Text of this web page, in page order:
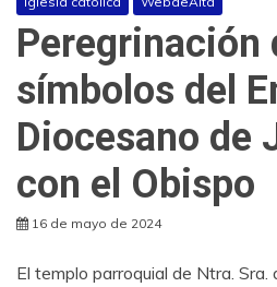
Peregrinación
símbolos del
Diocesano de
con el Obispo
16 de mayo de 2024
El templo parroquial de Ntra.